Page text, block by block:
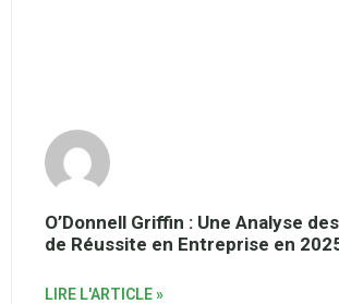
O’Donnell Griffin : Une Analyse
de Réussite en Entreprise en
LIRE L'ARTICLE »